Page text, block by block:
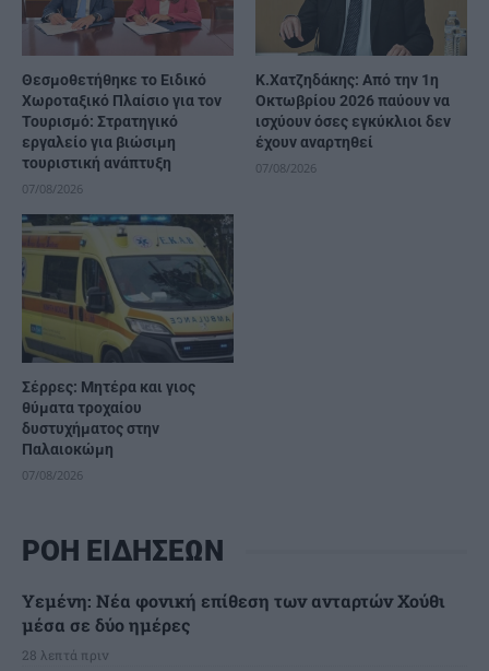
Θεσμοθετήθηκε το Ειδικό
Χωροταξικό Πλαίσιο για τον
Τουρισμό: Στρατηγικό
εργαλείο για βιώσιμη
τουριστική ανάπτυξη
07/08/2026
Κ.Χατζηδάκης: Από την 1η
Οκτωβρίου 2026 παύουν να
ισχύουν όσες εγκύκλιοι δεν
έχουν αναρτηθεί
07/08/2026
Σέρρες: Μητέρα και γιος
θύματα τροχαίου
δυστυχήματος στην
Παλαιοκώμη
07/08/2026
ΡΟΗ ΕΙΔΗΣΕΩΝ
Υεμένη: Νέα φονική επίθεση των ανταρτών Χούθι
μέσα σε δύο ημέρες
28 λεπτά πριν